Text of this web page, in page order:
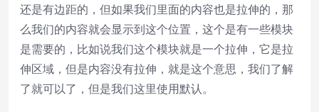
还是有边距的，但如果我们里面的内容也是拉伸的，那
么我们的内容就会显示到这个位置，这个是有一些模块
是需要的，比如说我们这个模块就是一个拉伸，它是拉
伸区域，但是内容没有拉伸，就是这个意思，我们了解
了就可以了，但是我们这里使用默认。